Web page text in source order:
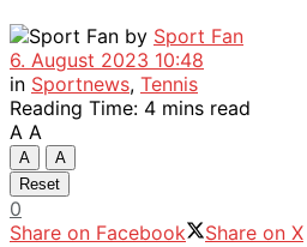
by Sport Fan
6. August 2023 10:48
in Sportnews, Tennis
Reading Time: 4 mins read
A A
A
A
Reset
0
Share on Facebook
Share on X